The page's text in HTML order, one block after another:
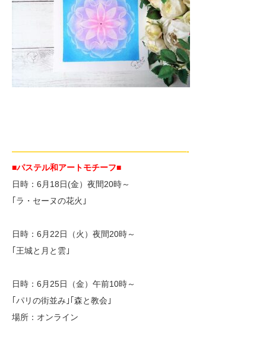
—————————————————————-
■パステル和アートモチーフ■
日時：6月18日(金）夜間20時～
｢ラ・セーヌの花火｣
日時：6月22日（火）夜間20時～
｢王城と月と雲｣
日時：6月25日（金）午前10時～
｢パリの街並み｣｢森と教会｣
場所：オンライン